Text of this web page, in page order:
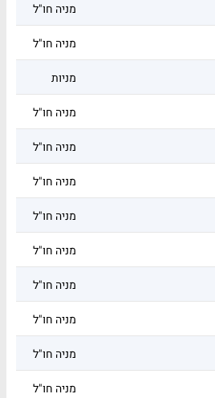
מניה חו"ל
מניה חו"ל
מניות
מניה חו"ל
מניה חו"ל
מניה חו"ל
מניה חו"ל
מניה חו"ל
מניה חו"ל
מניה חו"ל
מניה חו"ל
מניה חו"ל